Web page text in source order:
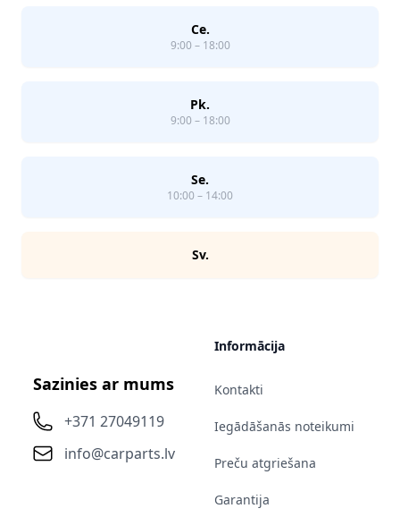
Ce.
9:00 – 18:00
Pk.
9:00 – 18:00
Se.
10:00 – 14:00
Sv.
Sazinies ar mums
+371 27049119
info@carparts.lv
Informācija
Kontakti
Iegādāšanās noteikumi
Preču atgriešana
Garantija